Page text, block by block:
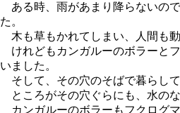
ある時、雨があまり降らないの
た。
木も草もかれてしまい、人間も
けれどもカンガルーのボラーと
いました。
そして、その穴のそばで暮らして
ところがその穴ぐらにも、水の
カンガルーのボラーもフクログ